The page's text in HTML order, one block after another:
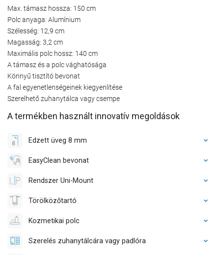
Max. támasz hossza: 150 cm
Polc anyaga: Alumínium
Szélesség: 12,9 cm
Magasság: 3,2 cm
Maximális polc hossz: 140 cm
A támasz és a polc vághatósága
Könnyű tisztító bevonat
A fal egyenetlenségeinek kiegyenlítése
Szerelhető zuhanytálca vagy csempe
A termékben használt innovatív megoldások
Edzett üveg 8 mm
EasyClean bevonat
Rendszer Uni-Mount
Törölközőtartó
Kozmetikai polc
Szerelés zuhanytálcára vagy padlóra